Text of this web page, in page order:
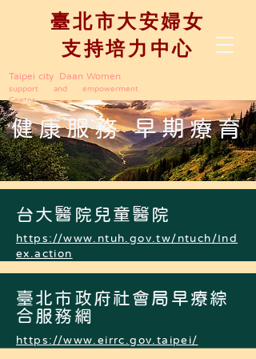
臺北市大安婦女
支持培力中心
Taipei city Daan Women
support and empowerment
Center
健康服務 早期療育
台大醫院兒童醫院
https://www.ntuh.gov.tw/ntuch/Ind
ex.action
臺北市政府社會局早療綜
合服務網
https://www.eirrc.gov.taipei/